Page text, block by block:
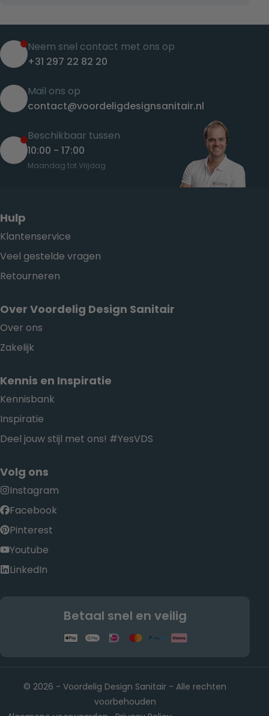
Neem snel contact met ons op
+31 297 22 82 20
Mail ons op
contact@voordeligdesignsanitair.nl
Beschikbaar tussen
10:00 - 17:00
Maandag tot Vrijdag
Hulp
Klantenservice
Veel gestelde vragen
Retourneren
Over Voordelig Design Sanitair
Over ons
Zakelijk
Kennis en Inspiratie
Kennisbank
Inspiratie
Deel jouw stijl met ons! #YesVDS
Volg ons
Instagram
Facebook
Pinterest
Youtube
LinkedIn
Betaal snel en veilig
© 2026 - Voordelig Design Sanitair - Alle rechten
voorbehouden